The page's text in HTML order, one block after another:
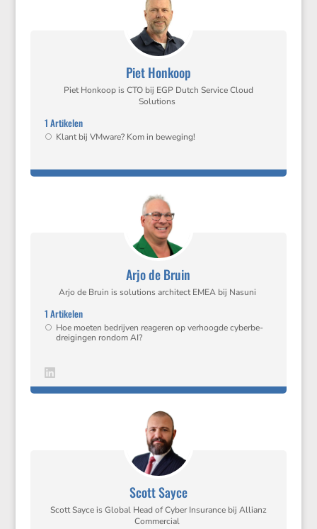
Piet Honkoop
1 Artikelen
Piet Honkoop is CTO bij EGP Dutch Service Cloud
Solutions
Klant bij VMware? Kom in beweging!
Arjo de Bruin
1 Artikelen
Arjo de Bruin is solutions archi­tect EMEA bij Nasuni
Hoe moeten bedrijven reageren op verhoogde cyber­be­
drei­gingen rondom AI?
Scott Sayce
Scott Sayce is Global Head of Cyber Insurance bij Allianz
Commercial